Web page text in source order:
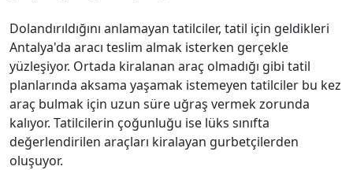
Dolandırıldığını anlamayan tatilciler, tatil için geldikleri
Antalya'da aracı teslim almak isterken gerçekle
yüzleşiyor. Ortada kiralanan araç olmadığı gibi tatil
planlarında aksama yaşamak istemeyen tatilciler bu kez
araç bulmak için uzun süre uğraş vermek zorunda
kalıyor. Tatilcilerin çoğunluğu ise lüks sınıfta
değerlendirilen araçları kiralayan gurbetçilerden
oluşuyor.